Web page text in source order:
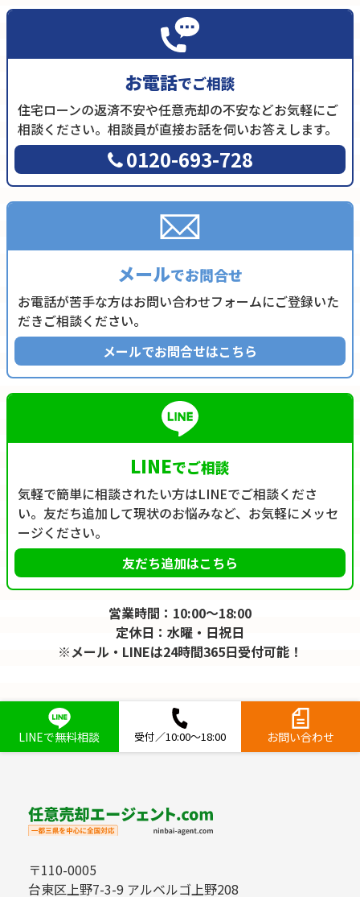
お電話でご相談
住宅ローンの返済不安や任意売却の不安などお気軽にご
相談ください。相談員が直接お話を伺いお答えします。
0120-693-728
メールでお問合せ
お電話が苦手な方はお問い合わせフォームにご登録いた
だきご相談ください。
メールでお問合せはこちら
LINEでご相談
気軽で簡単に相談されたい方はLINEでご相談くださ
い。友だち追加して現状のお悩みなど、お気軽にメッセ
ージください。
友だち追加はこちら
営業時間：10:00～18:00
定休日：水曜・日祝日
※メール・LINEは24時間365日受付可能！
LINEで無料相談 受付／10:00～18:00 お問い合わせ
〒110-0005
台東区上野7-3-9 アルベルゴ上野208